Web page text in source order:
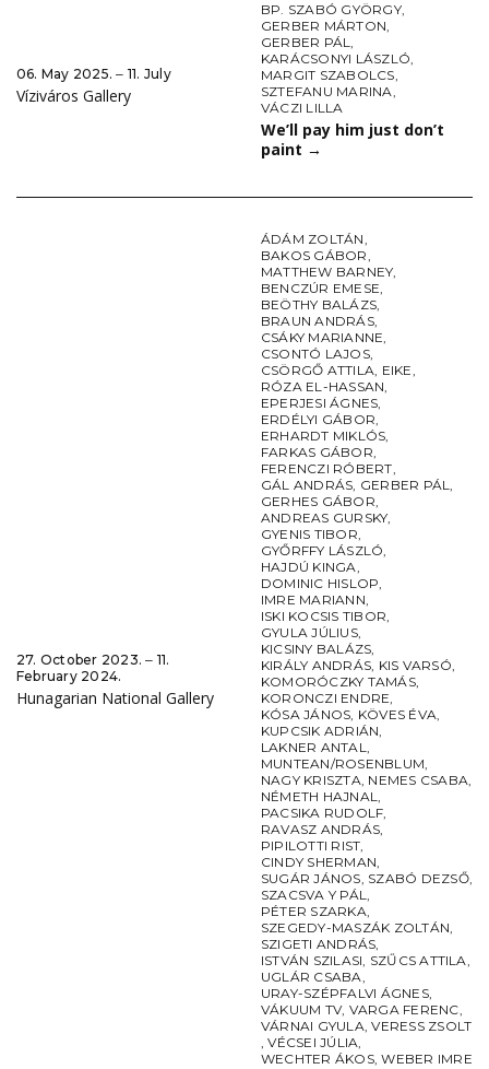
06. May 2025. ‒ 11. July
Víziváros Gallery
BP. SZABÓ GYÖRGY,
GERBER MÁRTON,
GERBER PÁL,
KARÁCSONYI LÁSZLÓ,
MARGIT SZABOLCS,
SZTEFANU MARINA,
VÁCZI LILLA
We’ll pay him just don’t
paint →
27. October 2023. ‒ 11.
February 2024.
Hunagarian National Gallery
ÁDÁM ZOLTÁN,
BAKOS GÁBOR,
MATTHEW BARNEY,
BENCZÚR EMESE,
BEÖTHY BALÁZS,
BRAUN ANDRÁS,
CSÁKY MARIANNE,
CSONTÓ LAJOS,
CSÖRGŐ ATTILA, EIKE,
RÓZA EL-HASSAN,
EPERJESI ÁGNES,
ERDÉLYI GÁBOR,
ERHARDT MIKLÓS,
FARKAS GÁBOR,
FERENCZI RÓBERT,
GÁL ANDRÁS, GERBER PÁL,
GERHES GÁBOR,
ANDREAS GURSKY,
GYENIS TIBOR,
GYŐRFFY LÁSZLÓ,
HAJDÚ KINGA,
DOMINIC HISLOP,
IMRE MARIANN,
ISKI KOCSIS TIBOR,
GYULA JÚLIUS,
KICSINY BALÁZS,
KIRÁLY ANDRÁS, KIS VARSÓ,
KOMORÓCZKY TAMÁS,
KORONCZI ENDRE,
KÓSA JÁNOS, KÖVES ÉVA,
KUPCSIK ADRIÁN,
LAKNER ANTAL,
MUNTEAN/ROSENBLUM,
NAGY KRISZTA, NEMES CSABA,
NÉMETH HAJNAL,
PACSIKA RUDOLF,
RAVASZ ANDRÁS,
PIPILOTTI RIST,
CINDY SHERMAN,
SUGÁR JÁNOS, SZABÓ DEZSŐ,
SZACSVA Y PÁL,
PÉTER SZARKA,
SZEGEDY-MASZÁK ZOLTÁN,
SZIGETI ANDRÁS,
ISTVÁN SZILASI, SZŰCS ATTILA,
UGLÁR CSABA,
URAY-SZÉPFALVI ÁGNES,
VÁKUUM TV, VARGA FERENC,
VÁRNAI GYULA,VERESS ZSOLT
,VÉCSEI JÚLIA,
WECHTER ÁKOS,WEBER IMRE